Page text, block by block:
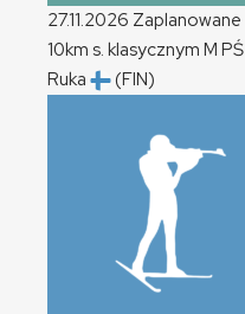
27.11.2026 Zaplanowane
10km s. klasycznym M PŚ
Ruka
(FIN)